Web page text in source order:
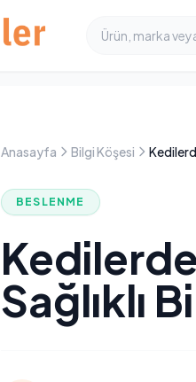
Anasayfa Bilgi Köşesi
BESLENME
Sağlıklı